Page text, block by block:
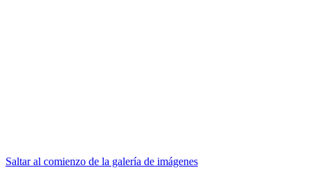
Saltar al comienzo de la galería de imágenes